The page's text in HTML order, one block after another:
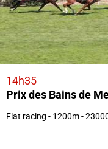
14h35
Prix des Bains de
Flat racing - 1200m -